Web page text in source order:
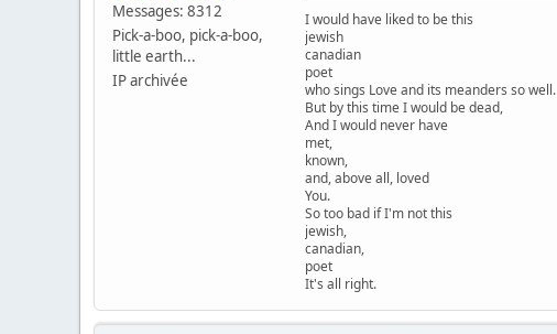
Messages: 8312
Pick-a-boo, pick-a-boo,
little earth...
IP archivée
I would have liked to be this
jewish
canadian
poet
who sings Love and its meanders so well.
But by this time I would be dead,
And I would never have
met,
known,
and, above all, loved
You.
So too bad if I'm not this
jewish,
canadian,
poet
It's all right.